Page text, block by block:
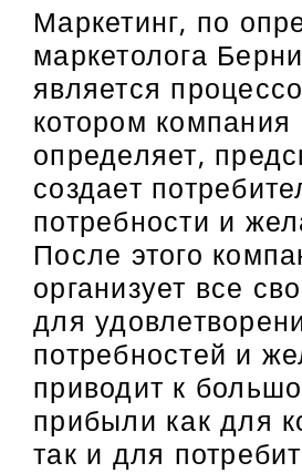
Маркетинг, по
маркетолога
является
котором компания
определяет,
создает
потребности и
После этого
организует все
для
потребностей и
приводит к
прибыли как для
так и для